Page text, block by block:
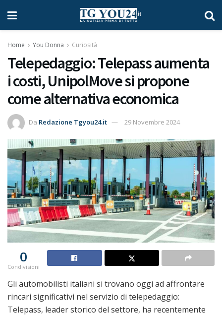
Home You Donna Curiosità
Telepedaggio: Telepass aumenta
i costi, UnipolMove si propone
come alternativa economica
Da Redazione Tgyou24.it 29 Novembre 2024
0
Condivisioni
Gli automobilisti italiani si trovano oggi ad affrontare
rincari significativi nel servizio di telepedaggio:
Telepass, leader storico del settore, ha recentemente